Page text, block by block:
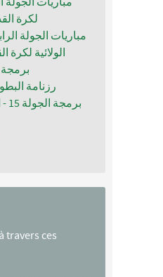
لكرة
الولائية لكرة
برمجة الجولة
رزنامة
à travers ces